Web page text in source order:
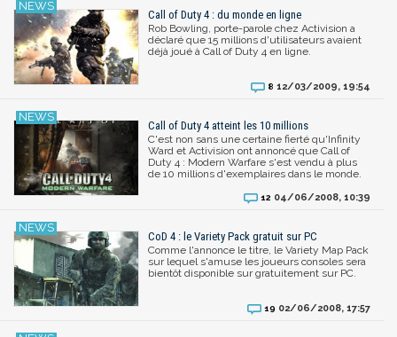
Call of Duty 4 : du monde en ligne
Rob Bowling, porte-parole chez Activision a
déclaré que 15 millions d'utilisateurs avaient
déjà joué à Call of Duty 4 en ligne.
8 12/03/2009, 19:54
Call of Duty 4 atteint les 10 millions
C'est non sans une certaine fierté qu'Infinity
Ward et Activision ont annoncé que Call of
Duty 4 : Modern Warfare s'est vendu à plus
de 10 millions d'exemplaires dans le monde.
12 04/06/2008, 10:39
CoD 4 : le Variety Pack gratuit sur PC
Comme l'annonce le titre, le Variety Map Pack
sur lequel s'amuse les joueurs consoles sera
bientôt disponible sur gratuitement sur PC.
19 02/06/2008, 17:57